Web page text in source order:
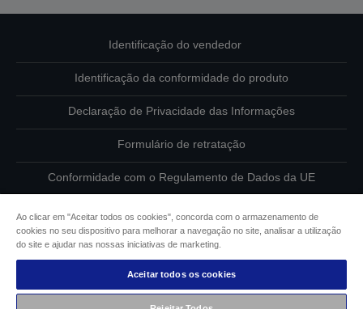
Identificação do vendedor
Identificação da conformidade do produto
Declaração de Privacidade das Informações
Formulário de retratação
Conformidade com o Regulamento de Dados da UE
Informações sobre cookies
Compromisso da Epson para com a acessibilidade
Ao clicar em "Aceitar todos os cookies", concorda com o armazenamento de
cookies no seu dispositivo para melhorar a navegação no site, analisar a utilização
do site e ajudar nas nossas iniciativas de marketing.
Aceitar todos os cookies